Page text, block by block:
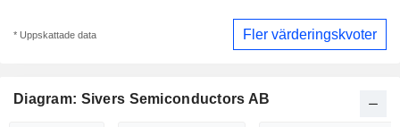
* Uppskattade data Fler värderingskvoter
Diagram: Sivers Semiconductors AB